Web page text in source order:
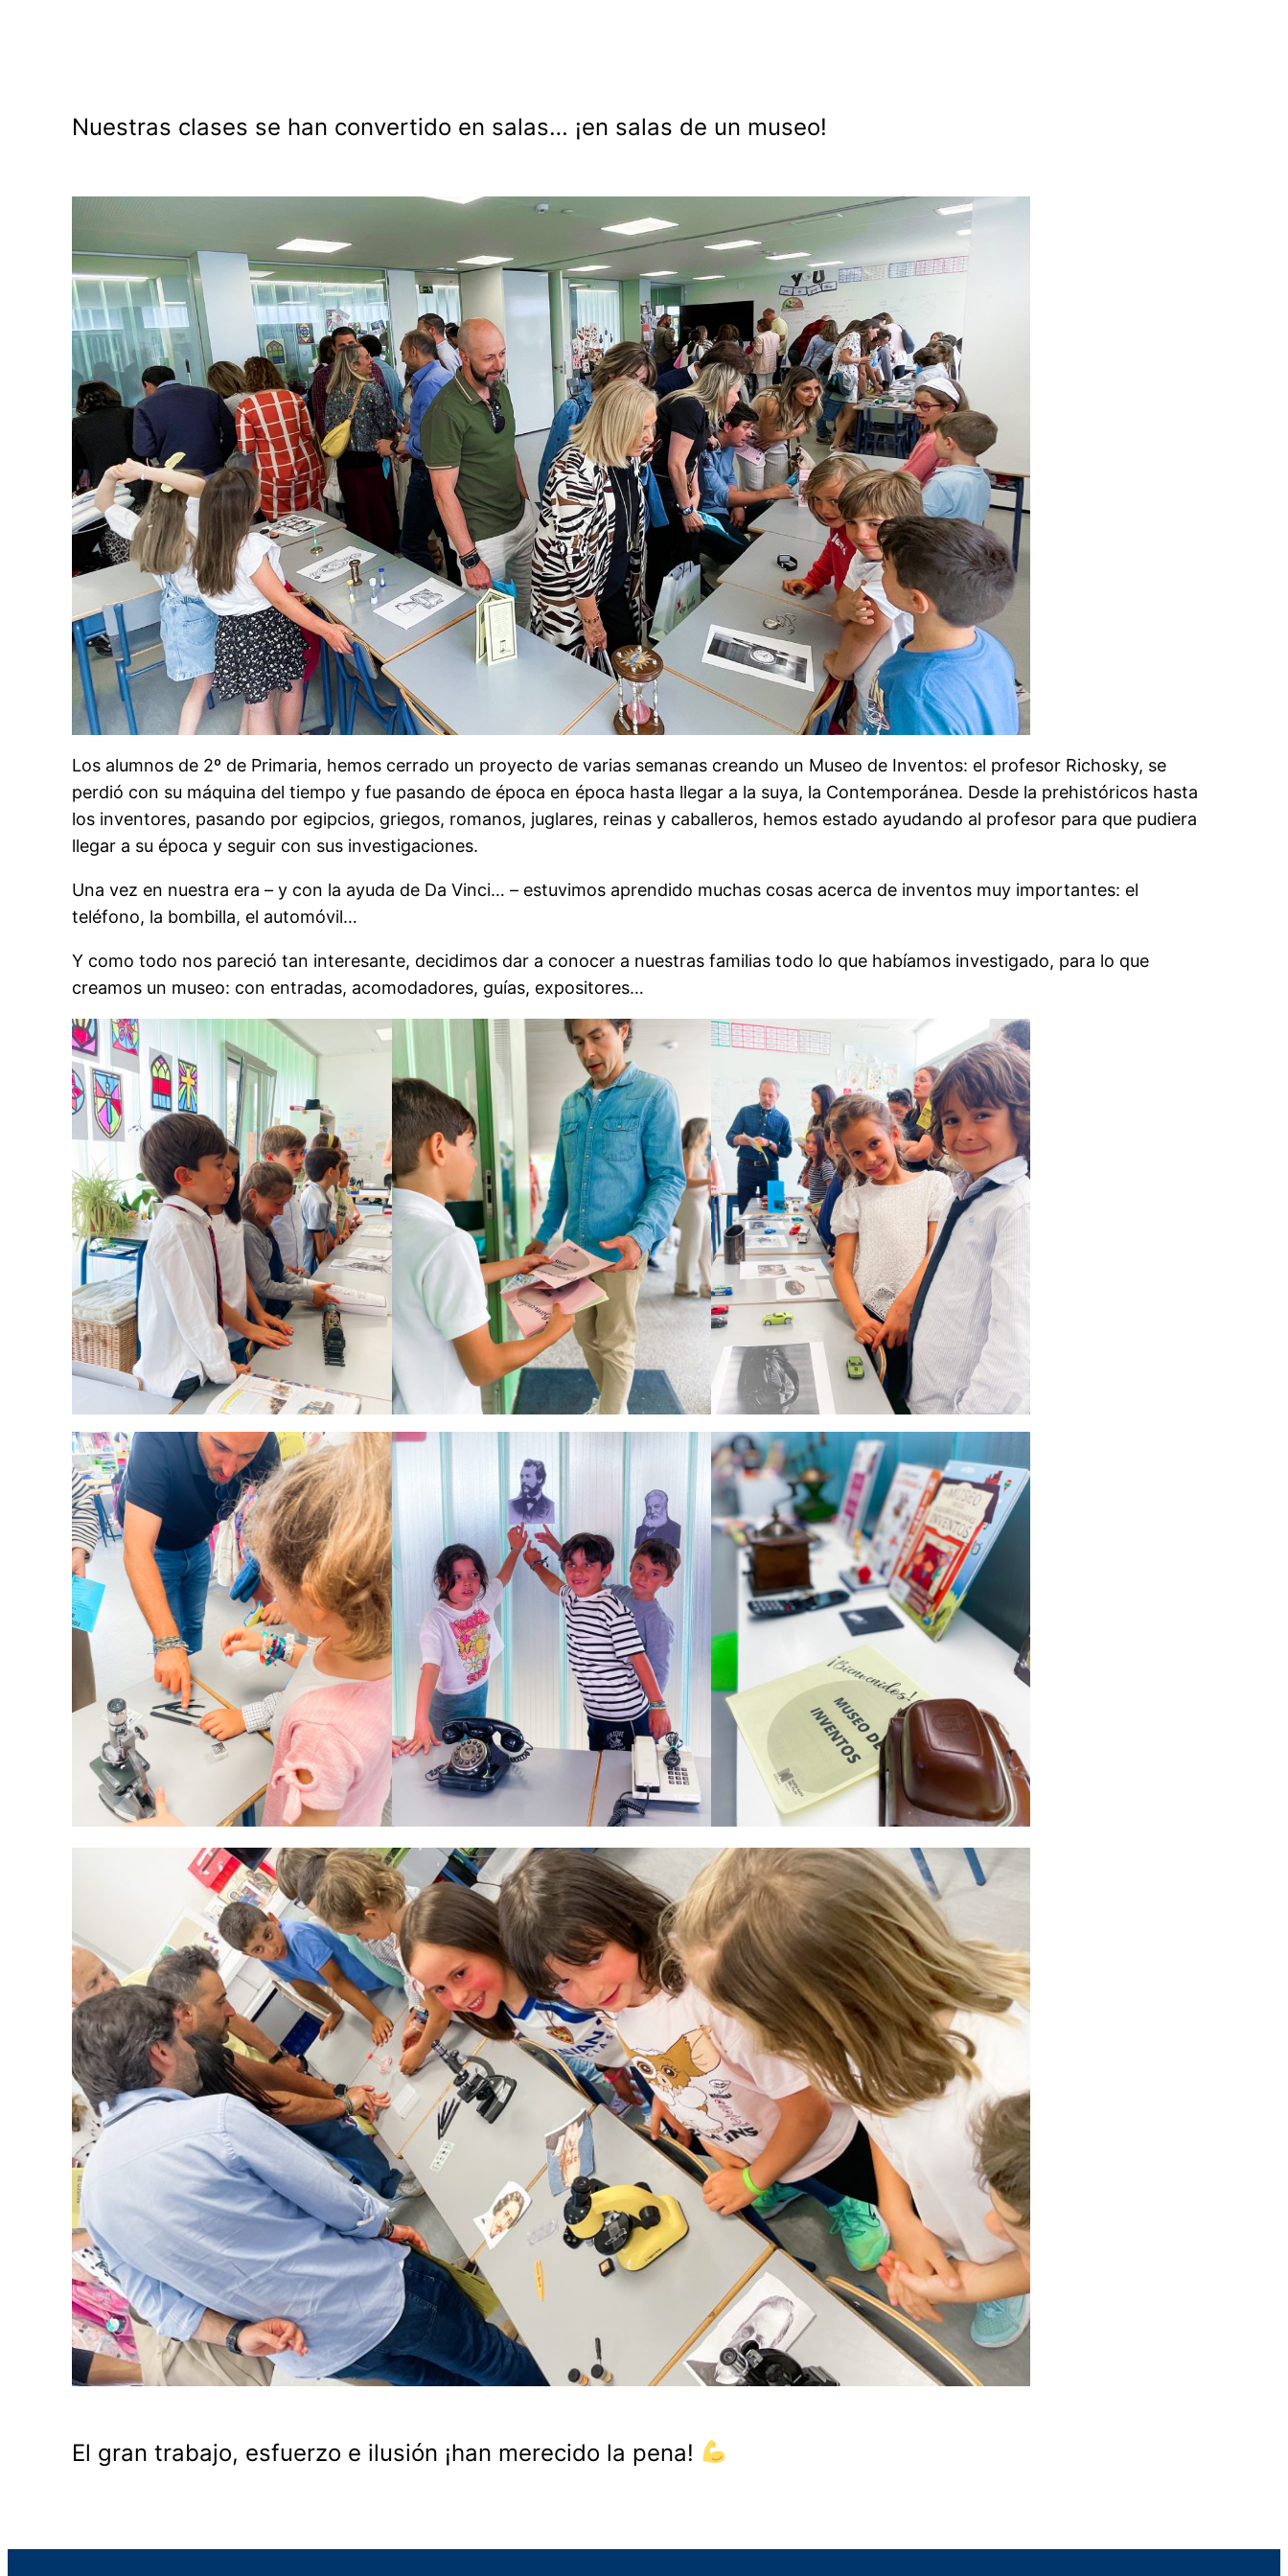
Nuestras clases se han convertido en salas… ¡en salas de un museo!
Los alumnos de 2º de Primaria, hemos cerrado un proyecto de varias semanas creando un Museo de Inventos: el profesor Richosky, se
perdió con su máquina del tiempo y fue pasando de época en época hasta llegar a la suya, la Contemporánea. Desde la prehistóricos hasta
los inventores, pasando por egipcios, griegos, romanos, juglares, reinas y caballeros, hemos estado ayudando al profesor para que pudiera
llegar a su época y seguir con sus investigaciones.
Una vez en nuestra era – y con la ayuda de Da Vinci… – estuvimos aprendido muchas cosas acerca de inventos muy importantes: el
teléfono, la bombilla, el automóvil…
Y como todo nos pareció tan interesante, decidimos dar a conocer a nuestras familias todo lo que habíamos investigado, para lo que
creamos un museo: con entradas, acomodadores, guías, expositores…
El gran trabajo, esfuerzo e ilusión ¡han merecido la pena!